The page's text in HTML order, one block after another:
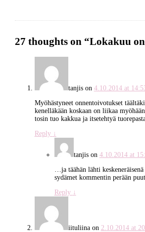
27 thoughts on “Lokakuu
tanjison 4.10.2014 at
Myöhästyneet onnentoivotukset
kenelläkään koskaan on liikaa
tosin tuo kakkua ja itsetehtyä
Reply ↓
tanjison 4.10.2014 at
…ja täähän lähti
sydämet kommentin perään
Reply ↓
iituliinaon 2.10.2014 at